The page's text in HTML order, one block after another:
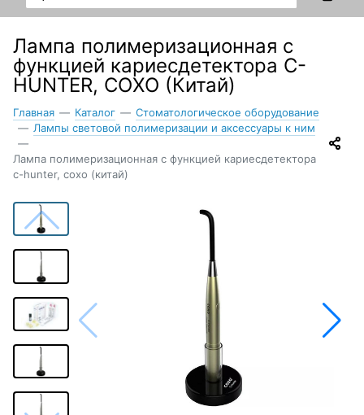
Лампа полимеризационная с
функцией кариесдетектора C-
HUNTER, COXO (Китай)
Главная — Каталог — Стоматологическое оборудование
— Лампы световой полимеризации и аксессуары к ним
—
Лампа полимеризационная с функцией кариесдетектора
c-hunter, coxo (китай)